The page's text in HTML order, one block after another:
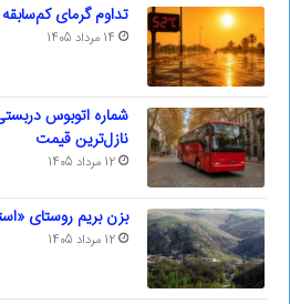
تداوم گرمای کم‌سابقه 50 درجه در این استان ها
14 مرداد 1405
نازل‌ترین قیمت
12 مرداد 1405
بزن بریم روستای
12 مرداد 1405